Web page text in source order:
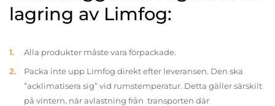
lagring av Limfog:
Alla produkter måste vara förpackade.
Packa inte upp Limfog direkt efter leveransen. Den ska
”acklimatisera sig” vid rumstemperatur. Detta gäller särskilt
på vintern, när avlastning från transporten där